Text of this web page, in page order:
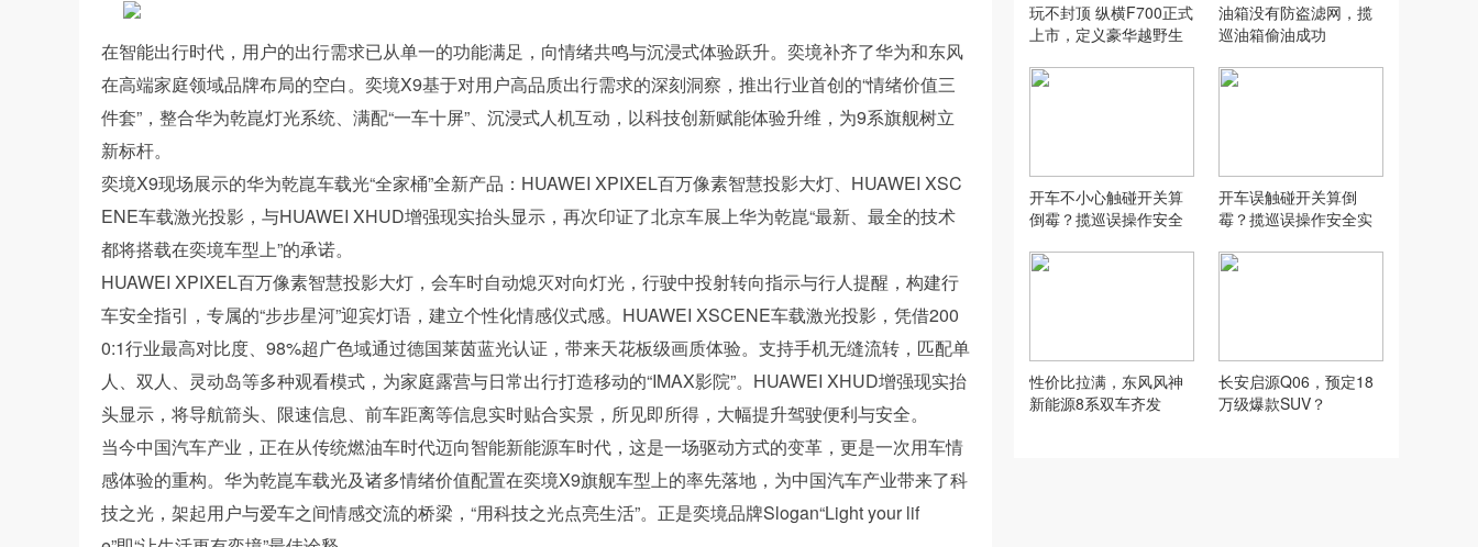
在智能出行时代，用户的出行需求已从单一的功能满足，向情绪共鸣与沉浸式体验跃升。奕境补齐了华为和东风
在高端家庭领域品牌布局的空白。奕境X9基于对用户高品质出行需求的深刻洞察，推出行业首创的“情绪价值三
件套”，整合华为乾崑灯光系统、满配“一车十屏”、沉浸式人机互动，以科技创新赋能体验升维，为9系旗舰树立
新标杆。
奕境X9现场展示的华为乾崑车载光“全家桶”全新产品：HUAWEI XPIXEL百万像素智慧投影大灯、HUAWEI XSC
ENE车载激光投影，与HUAWEI XHUD增强现实抬头显示，再次印证了北京车展上华为乾崑“最新、最全的技术
都将搭载在奕境车型上”的承诺。
HUAWEI XPIXEL百万像素智慧投影大灯，会车时自动熄灭对向灯光，行驶中投射转向指示与行人提醒，构建行
车安全指引，专属的“步步星河”迎宾灯语，建立个性化情感仪式感。HUAWEI XSCENE车载激光投影，凭借200
0:1行业最高对比度、98%超广色域通过德国莱茵蓝光认证，带来天花板级画质体验。支持手机无缝流转，匹配单
人、双人、灵动岛等多种观看模式，为家庭露营与日常出行打造移动的“IMAX影院”。HUAWEI XHUD增强现实抬
头显示，将导航箭头、限速信息、前车距离等信息实时贴合实景，所见即所得，大幅提升驾驶便利与安全。
当今中国汽车产业，正在从传统燃油车时代迈向智能新能源车时代，这是一场驱动方式的变革，更是一次用车情
感体验的重构。华为乾崑车载光及诸多情绪价值配置在奕境X9旗舰车型上的率先落地，为中国汽车产业带来了科
技之光，架起用户与爱车之间情感交流的桥梁，“用科技之光点亮生活”。正是奕境品牌Slogan“Light your lif
玩不封顶 纵横F700正式
上市，定义豪华越野生
油箱没有防盗滤网，揽
巡油箱偷油成功
开车不小心触碰开关算
倒霉？揽巡误操作安全
开车误触碰开关算倒
霉？揽巡误操作安全实
性价比拉满，东风风神
新能源8系双车齐发
长安启源Q06，预定18
万级爆款SUV？